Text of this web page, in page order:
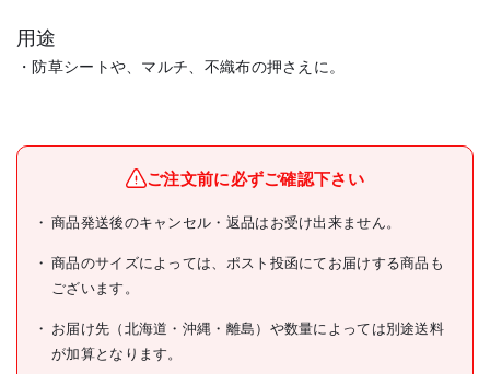
用途
・防草シートや、マルチ、不織布の押さえに。
ブランド名 萩原
商品名
萩原 防草シート用 プラスチ
ック止杭25型
型式 RK250
JANコード
ご注文前に必ずご確認下さい
商品発送後のキャンセル・返品はお受け出来ません。
商品のサイズによっては、ポスト投函にてお届けする商品も
ございます。
お届け先（北海道・沖縄・離島）や数量によっては別途送料
が加算となります。